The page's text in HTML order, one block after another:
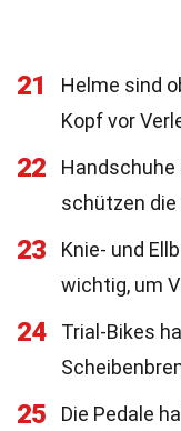
21
Helme sind
Kopf vor
22
Handschuhe
schützen die
23
Knie- und
wichtig, um
24
Trial-Bikes
25
Die Pedale